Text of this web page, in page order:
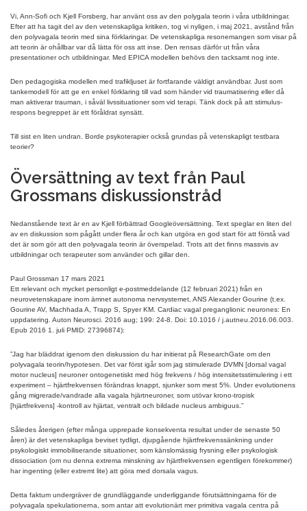
Vi, Ann-Sofi och Kjell Forsberg, har använt oss av den polygala teorin i våra utbildningar.
Efter att ha tagit del av den vetenskapliga kritiken, tog vi nyligen, i maj 2021, avstånd från
den polyvagala teorin med sina förklaringar. De vetenskapliga resonemangen som visar på
att teorin är ohållbar var då lätta för oss att inse. Den rensas därför ut från våra
presentationer och utbildningar. Med EPICA modellen behövs den tacksamt nog inte.
Den pedagogiska modellen med trafikljuset är fortfarande väldigt användbar. Just som
tankemodell för att ge en enkel förklaring till vad som händer vid traumatisering eller då
man aktiverar trauman, i såväl livssituationer som vid terapi. Tänk dock på att stimulus-
respons begreppet är ett föråldrat synsätt.
Till sist en liten undran. Borde psykoterapier också grundas på vetenskapligt testbara
teorier?
Översättning av text från Paul
Grossmans diskussionstråd
Nedanstående text är en av Kjell förbättrad Googleöversättning. Text speglar en liten del
av en diskussion som pågått under flera år och kan utgöra en god start för att förstå vad
det är som gör att den polyvagala teorin är överspelad. Trots att det finns massvis av
utbildningar och terapeuter som använder och gillar den.
Paul Grossman 17 mars 2021
Ett relevant och mycket personligt e-postmeddelande (12 februari 2021) från en
neurovetenskapare inom ämnet autonoma nervsystemet, ANS Alexander Gourine (t.ex.
Gourine AV, Machhada A, Trapp S, Spyer KM. Cardiac vagal preganglionic neurones: En
uppdatering. Auton Neurosci. 2016 aug; 199: 24-8. Doi: 10.1016 / j.autneu.2016.06.003.
Epub 2016 1. juli PMID: 27396874):
”Jag har bläddrat igenom den diskussion du har initierat på ResearchGate om den
polyvagala teorin/hypotesen. Det var först igår som jag stimulerade DVMN [dorsal vagal
motor nucleus] neuroner ontogenetiskt med hög frekvens / hög intensitetsstimulering i ett
experiment – hjärtfrekvensen förändras knappt, sjunker som mest 5%. Under evolutionens
gång migrerade/vandrade alla vagala hjärtneuroner, som utövar krono-tropisk
[hjärtfrekvens] -kontroll av hjärtat, ventralt och bildade nucleus ambiguus.”
Således återigen (efter många upprepade konsekventa resultat under de senaste 50
åren) är det vetenskapliga beviset tydligt, djupgående hjärtfrekvenssänkning under
psykologiskt immobiliserande situationer, som känslomässig frysning eller psykologisk
dissociation (om nu denna extrema minskning av hjärtfrekvensen egentligen förekommer)
har ingenting (eller extremt lite) att göra med dorsala vagus.
Detta faktum undergräver de grundläggande underliggande förutsättningarna för de
polyvagala spekulationerna, som antar att evolutionärt mer primitiva vagala centra på